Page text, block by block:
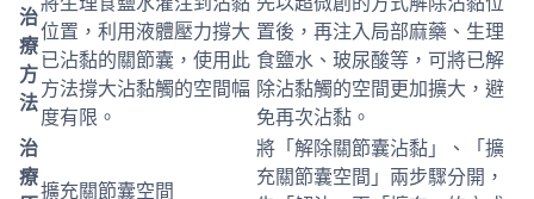
治
療
方
法
位置，利用液體壓力撐大
已沾黏的關節囊，使用此
方法撐大沾黏觸的空間幅
度有限。
置後，再注入局部麻藥、生理
食鹽水、玻尿酸等，可將已解
除沾黏觸的空間更加擴大，避
免再次沾黏。
治
療
擴充關節囊空間
將「解除關節囊沾黏」、「擴
充關節囊空間」兩步驟分開，